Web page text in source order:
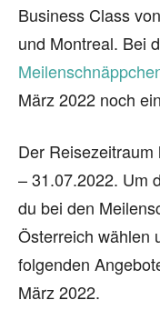
Business Class
und Montreal. Bei
März 2022 noch
Der
– 31.07.2022. Um
du bei den
Österreich wählen
folgenden
März 2022.